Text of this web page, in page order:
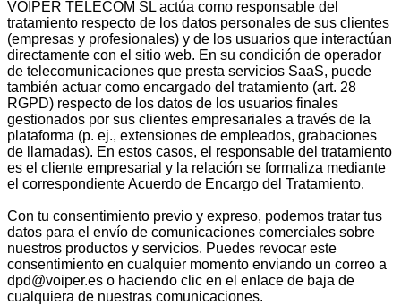
VOIPER TELECOM SL actúa como responsable del
tratamiento respecto de los datos personales de sus clientes
(empresas y profesionales) y de los usuarios que interactúan
directamente con el sitio web. En su condición de operador
de telecomunicaciones que presta servicios SaaS, puede
también actuar como encargado del tratamiento (art. 28
RGPD) respecto de los datos de los usuarios finales
gestionados por sus clientes empresariales a través de la
plataforma (p. ej., extensiones de empleados, grabaciones
de llamadas). En estos casos, el responsable del tratamiento
es el cliente empresarial y la relación se formaliza mediante
el correspondiente Acuerdo de Encargo del Tratamiento.
Con tu consentimiento previo y expreso, podemos tratar tus
datos para el envío de comunicaciones comerciales sobre
nuestros productos y servicios. Puedes revocar este
consentimiento en cualquier momento enviando un correo a
dpd@voiper.es o haciendo clic en el enlace de baja de
cualquiera de nuestras comunicaciones.